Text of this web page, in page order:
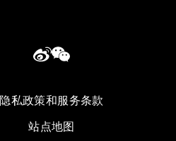
隐私政策和服务条款
站点地图